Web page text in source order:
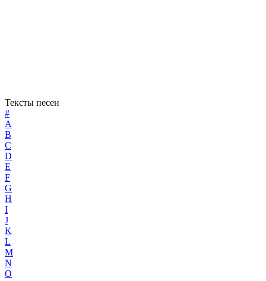
Тексты песен
#
A
B
C
D
E
F
G
H
I
J
K
L
M
N
O